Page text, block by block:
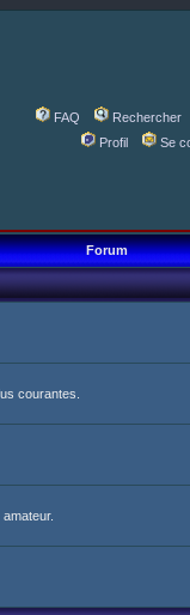
FAQ
Rechercher
Profil
Se
Forum
courantes.